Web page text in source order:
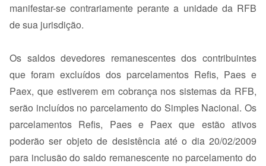
manifestar-se contrariamente perante a unidade da RFB
de sua jurisdição.
Os saldos devedores remanescentes dos contribuintes
que foram excluídos dos parcelamentos Refis, Paes e
Paex, que estiverem em cobrança nos sistemas da RFB,
serão incluídos no parcelamento do Simples Nacional. Os
parcelamentos Refis, Paes e Paex que estão ativos
poderão ser objeto de desistência até o dia 20/02/2009
para inclusão do saldo remanescente no parcelamento do